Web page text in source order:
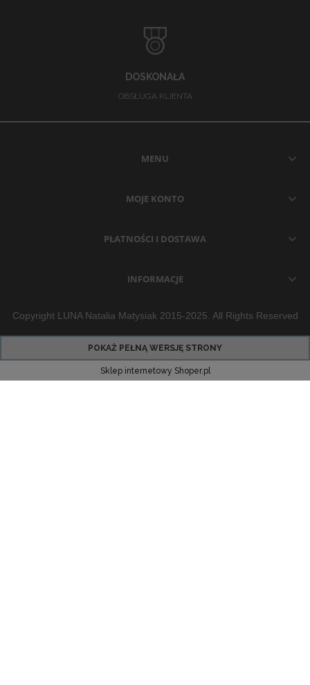
DOSKONAŁA
OBSŁUGA KLIENTA
MENU
MOJE KONTO
PŁATNOŚCI I DOSTAWA
INFORMACJE
Copyright LUNA Natalia Matysiak 2015-2025. All Rights Reserved
POKAŻ PEŁNĄ WERSJĘ STRONY
Sklep internetowy Shoper.pl